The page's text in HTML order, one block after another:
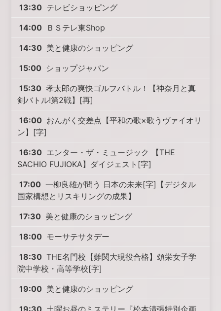
13:30 テレビショッピング
14:00 ＢＳテレ東Shop
14:30 美と健康のショッピング
15:00 ショップジャパン
15:30 孝太郎の爽快ゴルフバトル！【神奈月と真
剣バトル!第2戦】[再]
16:00 おんがく交差点【平和の歌×歌うヴァイオリ
ン】[字]
16:30 エンター・ザ・ミュージック 【THE
SACHIO FUJIOKA】ダイジェスト[字]
17:00 一柳良雄が問う 日本の未来[字]【デジタル
国家構想とリスキリングの成果】
17:30 美と健康のショッピング
18:00 モーサテサタデー
18:30 THE名門校【難関大現役合格】頌栄女子学
院中学校・高等学校[字]
19:00 美と健康のショッピング
19:30 土曜お昼のミステリー『松本清張特別企画